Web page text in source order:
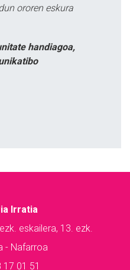
ororen eskura
handiagoa,
Irratia
eskailera, 13. ezk.
- Nafarroa
17 01 51